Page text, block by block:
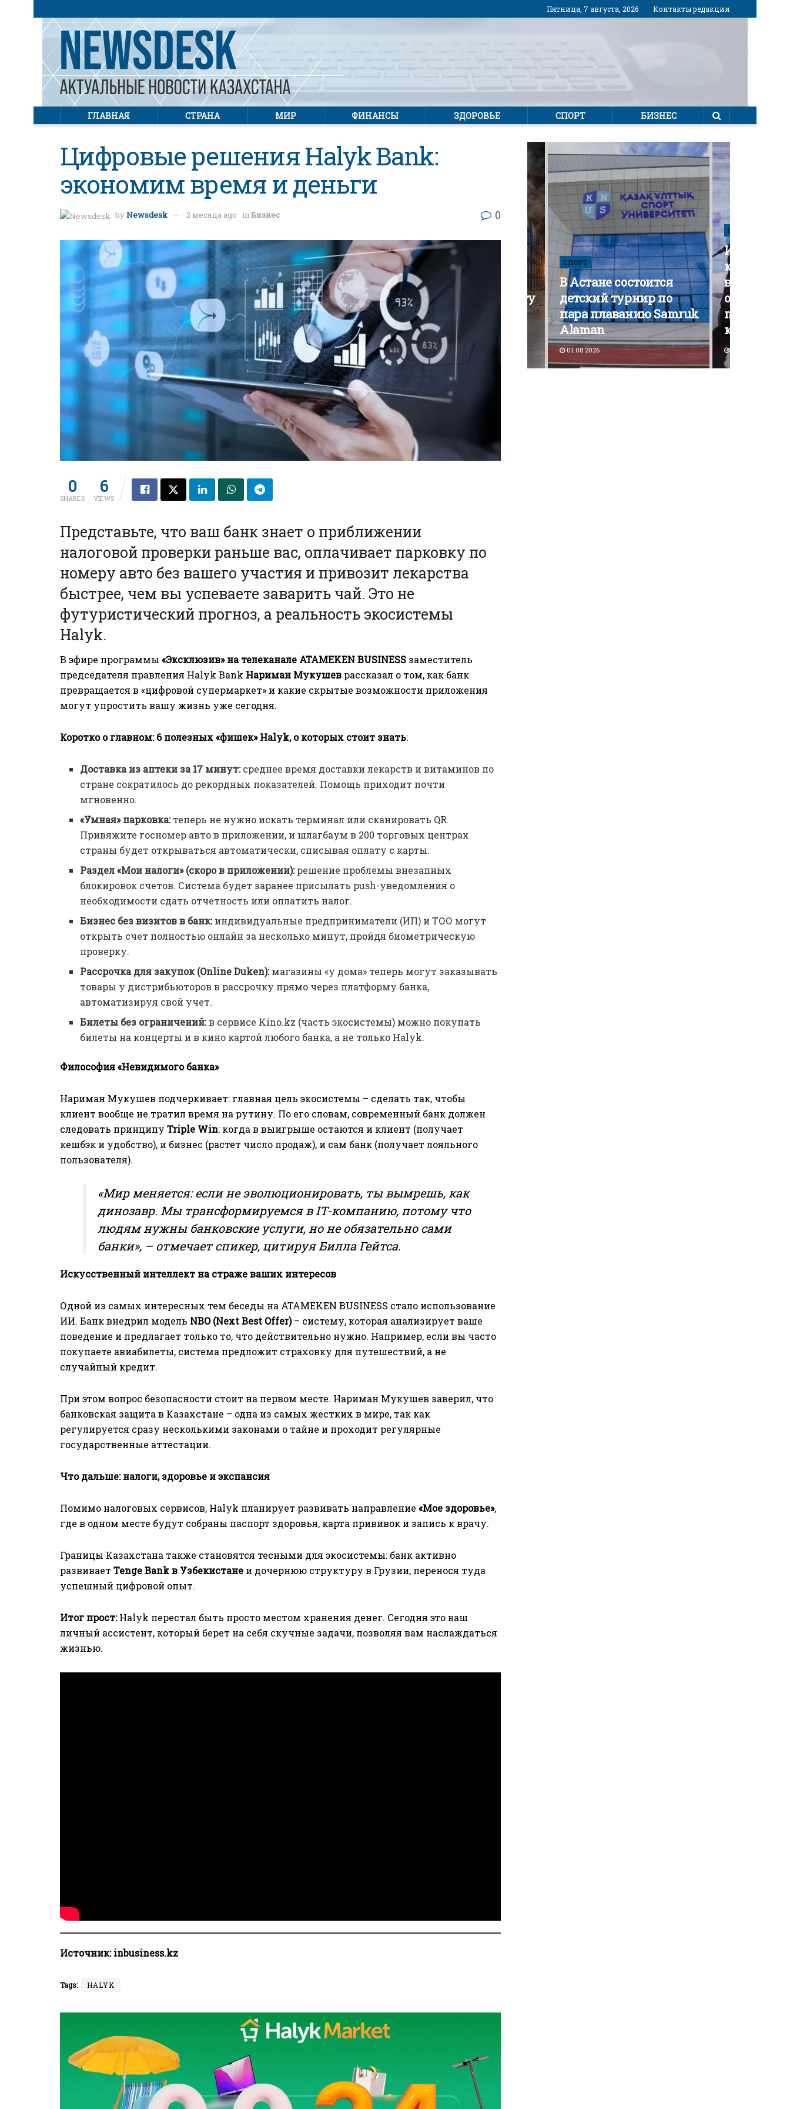
Пятница, 7 августа, 2026 Контакты редакции
ГЛАВНАЯ СТРАНА МИР ФИНАНСЫ ЗДОРОВЬЕ СПОРТ БИЗНЕС
Цифровые решения Halyk Bank:
экономим время и деньги
byNewsdesk 2 месяца ago inБизнес 0
0
SHARES
6
VIEWS
Представьте, что ваш банк знает о приближении
налоговой проверки раньше вас, оплачивает парковку по
номеру авто без вашего участия и привозит лекарства
быстрее, чем вы успеваете заварить чай. Это не
футуристический прогноз, а реальность экосистемы
Halyk.
В эфире программы «Эксклюзив» на телеканале ATAMEKEN BUSINESS заместитель
председателя правления Halyk Bank Нариман Мукушев рассказал о том, как банк
превращается в «цифровой супермаркет» и какие скрытые возможности приложения
могут упростить вашу жизнь уже сегодня.
Коротко о главном: 6 полезных «фишек» Halyk, о которых стоит знать:
Доставка из аптеки за 17 минут:среднее время доставки лекарств и витаминов по
стране сократилось до рекордных показателей. Помощь приходит почти
мгновенно.
«Умная» парковка:теперь не нужно искать терминал или сканировать QR.
Привяжите госномер авто в приложении, и шлагбаум в 200 торговых центрах
страны будет открываться автоматически, списывая оплату с карты.
Раздел «Мои налоги» (скоро в приложении):решение проблемы внезапных
блокировок счетов. Система будет заранее присылать push-уведомления о
необходимости сдать отчетность или оплатить налог.
Бизнес без визитов в банк:индивидуальные предприниматели (ИП) и ТОО могут
открыть счет полностью онлайн за несколько минут, пройдя биометрическую
проверку.
Рассрочка для закупок (Online Duken):магазины «у дома» теперь могут заказывать
товары у дистрибьюторов в рассрочку прямо через платформу банка,
автоматизируя свой учет.
Билеты без ограничений:в сервисе Kino.kz (часть экосистемы) можно покупать
билеты на концерты и в кино картой любого банка, а не только Halyk.
Философия «Невидимого банка»
Нариман Мукушев подчеркивает: главная цель экосистемы – сделать так, чтобы
клиент вообще не тратил время на рутину. По его словам, современный банк должен
следовать принципу Triple Win: когда в выигрыше остаются и клиент (получает
кешбэк и удобство), и бизнес (растет число продаж), и сам банк (получает лояльного
пользователя).
«Мир меняется: если не эволюционировать, ты вымрешь, как
динозавр. Мы трансформируемся в IT-компанию, потому что
людям нужны банковские услуги, но не обязательно сами
банки», – отмечает спикер, цитируя Билла Гейтса.
Искусственный интеллект на страже ваших интересов
Одной из самых интересных тем беседы на ATAMEKEN BUSINESS стало использование
ИИ. Банк внедрил модель NBO (Next Best Offer)– систему, которая анализирует ваше
поведение и предлагает только то, что действительно нужно. Например, если вы часто
покупаете авиабилеты, система предложит страховку для путешествий, а не
случайный кредит.
При этом вопрос безопасности стоит на первом месте. Нариман Мукушев заверил, что
банковская защита в Казахстане – одна из самых жестких в мире, так как
регулируется сразу несколькими законами о тайне и проходит регулярные
государственные аттестации.
Что дальше: налоги, здоровье и экспансия
Помимо налоговых сервисов, Halyk планирует развивать направление «Мое здоровье»,
где в одном месте будут собраны паспорт здоровья, карта прививок и запись к врачу.
Границы Казахстана также становятся тесными для экосистемы: банк активно
развивает Tenge Bank в Узбекистане и дочернюю структуру в Грузии, перенося туда
успешный цифровой опыт.
Итог прост:Halyk перестал быть просто местом хранения денег. Сегодня это ваш
личный ассистент, который берет на себя скучные задачи, позволяя вам наслаждаться
жизнью.
Источник:inbusiness.kz
Tags: HALYK
БИЗНЕС
Wildberries начал охоту
за складами в
Казахстане
29.07.2026
СПОРТ
В Астане состоится
детский турнир по
пара плаванию Samruk
Alaman
01.08.2026
ПОЛИТИКА
кампания
вышла на
открытой
30.07.2026